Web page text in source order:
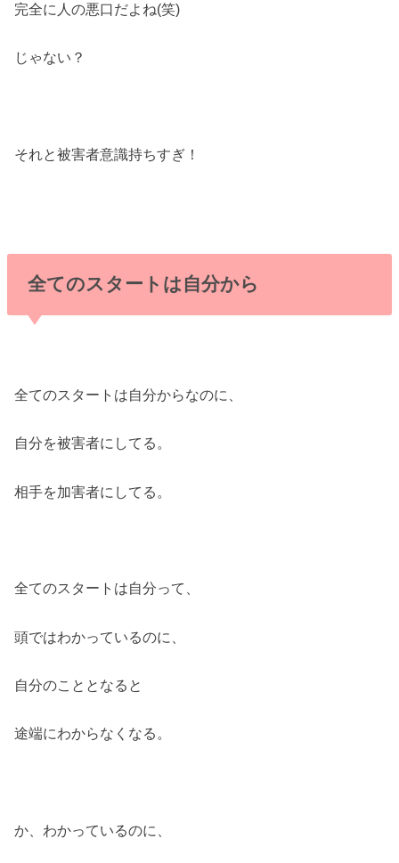
完全に人の悪口だよね(笑)
じゃない？
それと被害者意識持ちすぎ！
全てのスタートは自分から
全てのスタートは自分からなのに、
自分を被害者にしてる。
相手を加害者にしてる。
全てのスタートは自分って、
頭ではわかっているのに、
自分のこととなると
途端にわからなくなる。
か、わかっているのに、